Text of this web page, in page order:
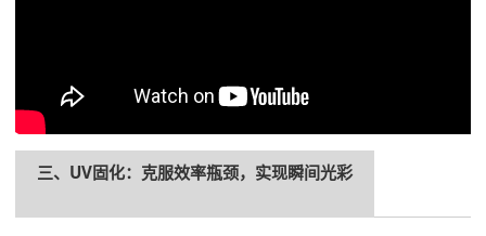
三、UV固化：克服效率瓶颈，实现瞬间光彩